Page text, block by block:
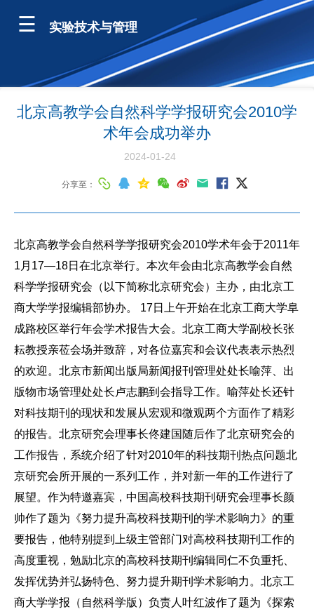
实验技术与管理
北京高教学会自然科学学报研究会2010学
术年会成功举办
2024-01-24
分享至：
北京高教学会自然科学学报研究会2010学术年会于2011年
1月17—18日在北京举行。本次年会由北京高教学会自然
科学学报研究会（以下简称北京研究会）主办，由北京工
商大学学报编辑部协办。 17日上午开始在北京工商大学阜
成路校区举行年会学术报告大会。北京工商大学副校长张
耘教授亲莅会场并致辞，对各位嘉宾和会议代表表示热烈
的欢迎。北京市新闻出版局新闻报刊管理处处长喻萍、出
版物市场管理处处长卢志鹏到会指导工作。喻萍处长还针
对科技期刊的现状和发展从宏观和微观两个方面作了精彩
的报告。北京研究会理事长佟建国随后作了北京研究会的
工作报告，系统介绍了针对2010年的科技期刊热点问题北
京研究会所开展的一系列工作，并对新一年的工作进行了
展望。作为特邀嘉宾，中国高校科技期刊研究会理事长颜
帅作了题为《努力提升高校科技期刊的学术影响力》的重
要报告，他特别提到上级主管部门对高校科技期刊工作的
高度重视，勉励北京的高校科技期刊编辑同仁不负重托、
发挥优势并弘扬特色、努力提升期刊学术影响力。北京工
商大学学报（自然科学版）负责人叶红波作了题为《探索